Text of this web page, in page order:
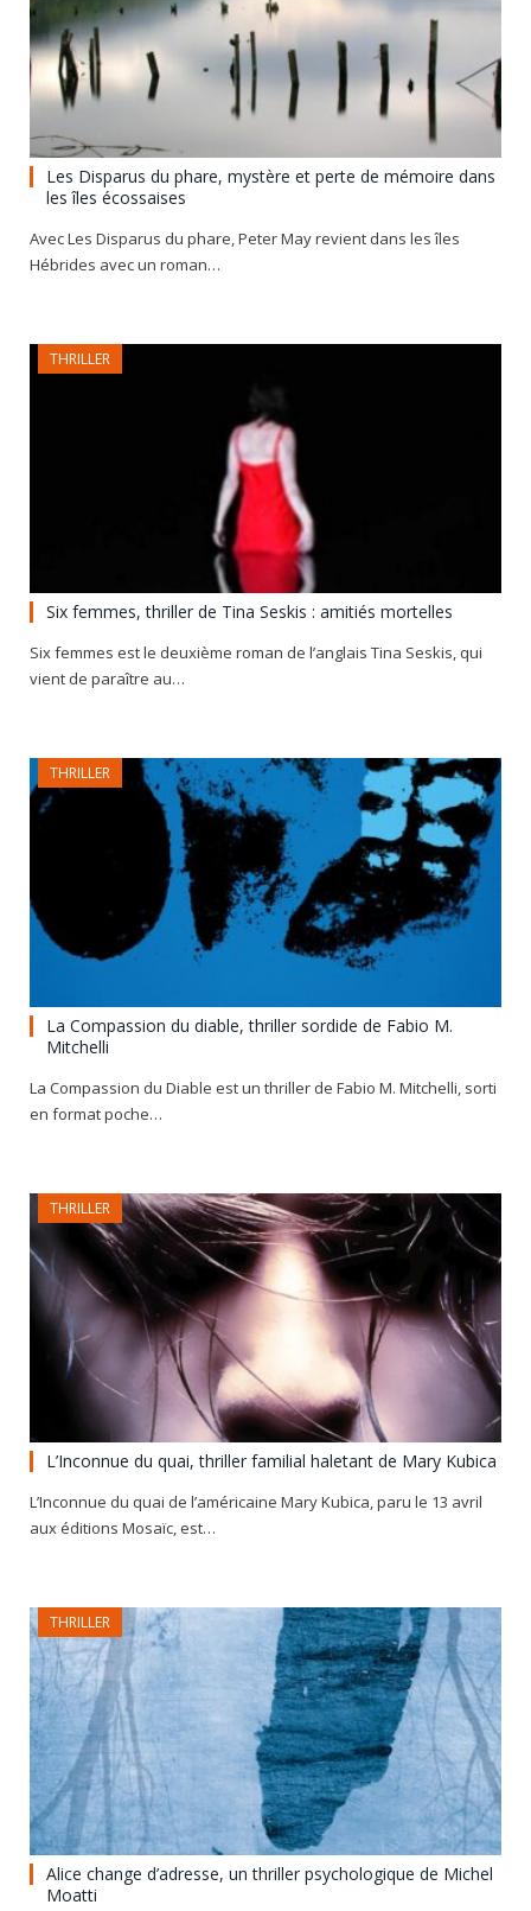
Les Disparus du phare, mystère et perte de mémoire dans
les îles écossaises
Avec Les Disparus du phare, Peter May revient dans les îles
Hébrides avec un roman…
THRILLER
Six femmes, thriller de Tina Seskis : amitiés mortelles
Six femmes est le deuxième roman de l’anglais Tina Seskis, qui
vient de paraître au…
THRILLER
La Compassion du diable, thriller sordide de Fabio M.
Mitchelli
La Compassion du Diable est un thriller de Fabio M. Mitchelli, sorti
en format poche…
THRILLER
L’Inconnue du quai, thriller familial haletant de Mary Kubica
L’Inconnue du quai de l’américaine Mary Kubica, paru le 13 avril
aux éditions Mosaïc, est…
THRILLER
Alice change d’adresse, un thriller psychologique de Michel
Moatti